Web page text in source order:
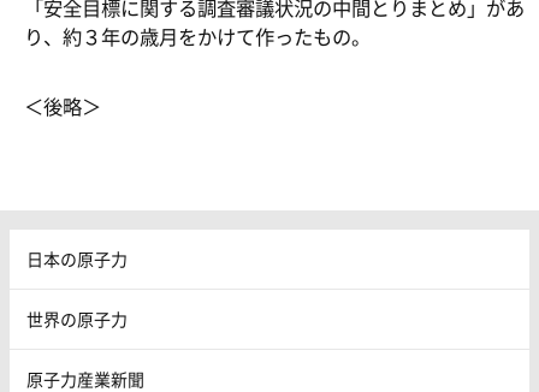
「安全目標に関する調査審議状況の中間とりまとめ」があ
り、約３年の歳月をかけて作ったもの。
＜後略＞
日本の原子力
世界の原子力
原子力産業新聞